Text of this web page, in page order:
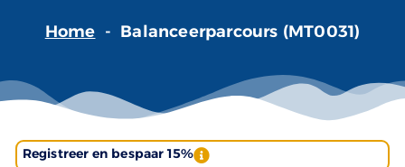
Home - Balanceerparcours (MT0031)
Registreer en bespaar 15%